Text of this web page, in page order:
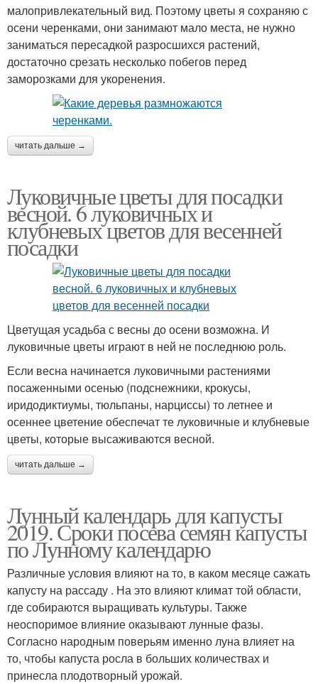
малопривлекательный вид. Поэтому цветы я сохраняю с
осени черенками, они занимают мало места, не нужно
заниматься пересадкой разросшихся растений,
достаточно срезать несколько побегов перед
заморозками для укоренения.
читать дальше →
Луковичные цветы для посадки
весной. 6 луковичных и
клубневых цветов для весенней
посадки
Цветущая усадьба с весны до осени возможна. И
луковичные цветы играют в ней не последнюю роль.
Если весна начинается луковичными растениями
посаженными осенью (подснежники, крокусы,
иридодиктиумы, тюльпаны, нарциссы) то летнее и
осеннее цветение обеспечат те луковичные и клубневые
цветы, которые высаживаются весной.
читать дальше →
Лунный календарь для капусты
2019. Сроки посева семян капусты
по Лунному календарю
Различные условия влияют на то, в каком месяце сажать
капусту на рассаду . На это влияют климат той области,
где собираются выращивать культуры. Также
неоспоримое влияние оказывают лунные фазы.
Согласно народным поверьям именно луна влияет на
то, чтобы капуста росла в больших количествах и
принесла плодотворный урожай.